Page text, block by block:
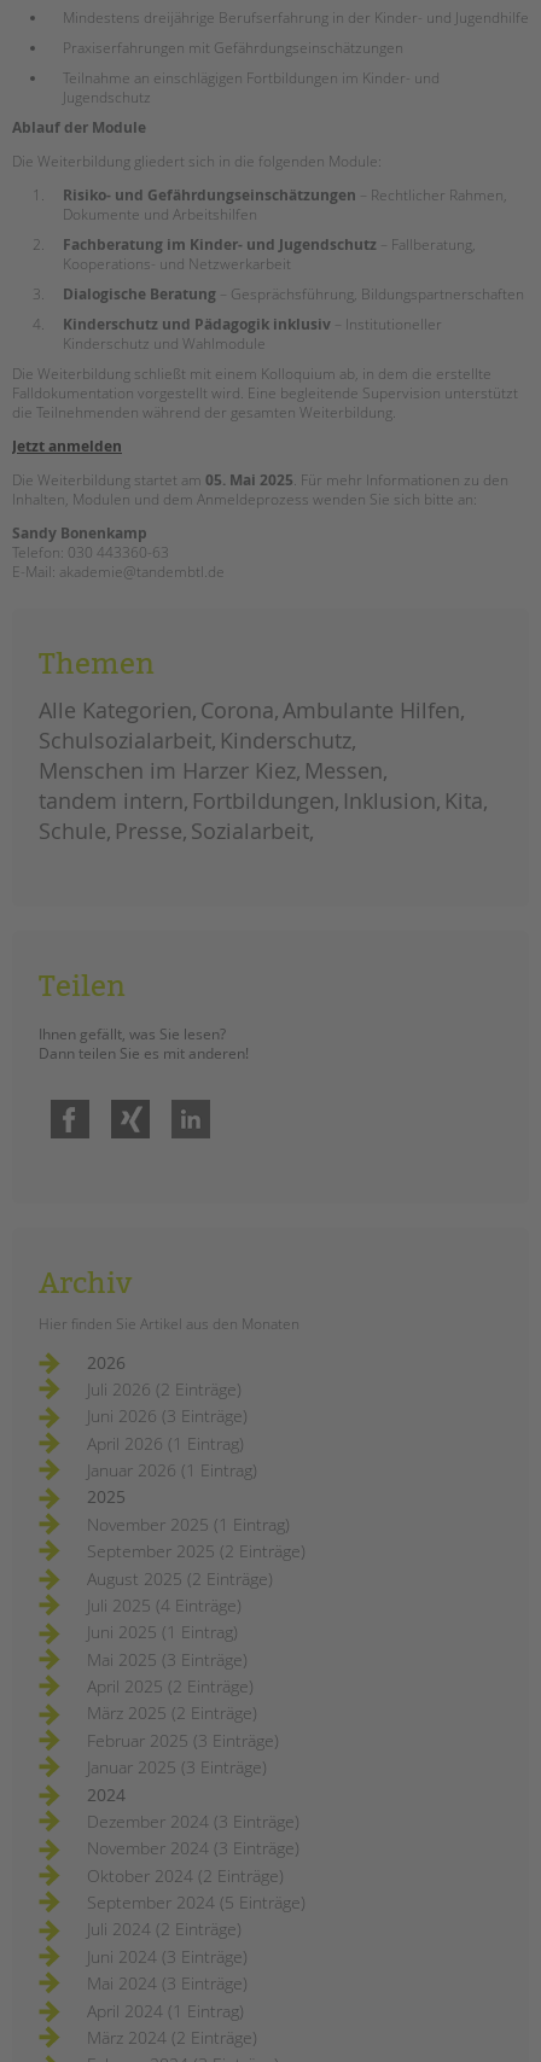
Mindestens dreijährige Berufserfahrung in der Kinder- und Jugendhilfe
Praxiserfahrungen mit Gefährdungseinschätzungen
Teilnahme an einschlägigen Fortbildungen im Kinder- und
Jugendschutz
Ablauf der Module
Die Weiterbildung gliedert sich in die folgenden Module:
Risiko- und Gefährdungseinschätzungen – Rechtlicher Rahmen,
Dokumente und Arbeitshilfen
Fachberatung im Kinder- und Jugendschutz – Fallberatung,
Kooperations- und Netzwerkarbeit
Dialogische Beratung – Gesprächsführung, Bildungspartnerschaften
Kinderschutz und Pädagogik inklusiv – Institutioneller
Kinderschutz und Wahlmodule
Die Weiterbildung schließt mit einem Kolloquium ab, in dem die erstellte
Falldokumentation vorgestellt wird. Eine begleitende Supervision unterstützt
die Teilnehmenden während der gesamten Weiterbildung.
Jetzt anmelden
Die Weiterbildung startet am 05. Mai 2025. Für mehr Informationen zu den
Inhalten, Modulen und dem Anmeldeprozess wenden Sie sich bitte an:
Sandy Bonenkamp
Telefon: 030 443360-63
E-Mail: akademie@tandembtl.de
Themen
Alle Kategorien Corona Ambulante Hilfen
Schulsozialarbeit Kinderschutz
Menschen im Harzer Kiez Messen
tandem intern Fortbildungen Inklusion Kita
Schule Presse Sozialarbeit
Teilen
Ihnen gefällt, was Sie lesen?
Dann teilen Sie es mit anderen!
Facebook
Archiv
Hier finden Sie Artikel aus den Monaten
2026
Juli 2026 (2 Einträge)
Juni 2026 (3 Einträge)
April 2026 (1 Eintrag)
Januar 2026 (1 Eintrag)
2025
November 2025 (1 Eintrag)
September 2025 (2 Einträge)
August 2025 (2 Einträge)
Juli 2025 (4 Einträge)
Juni 2025 (1 Eintrag)
Mai 2025 (3 Einträge)
April 2025 (2 Einträge)
März 2025 (2 Einträge)
Februar 2025 (3 Einträge)
Januar 2025 (3 Einträge)
2024
Dezember 2024 (3 Einträge)
November 2024 (3 Einträge)
Oktober 2024 (2 Einträge)
September 2024 (5 Einträge)
Juli 2024 (2 Einträge)
Juni 2024 (3 Einträge)
Mai 2024 (3 Einträge)
April 2024 (1 Eintrag)
März 2024 (2 Einträge)